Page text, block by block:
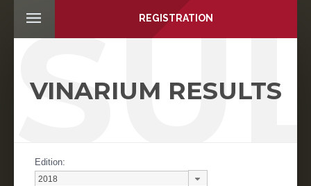
REGISTRATION
VINARIUM RESULTS
Edition: